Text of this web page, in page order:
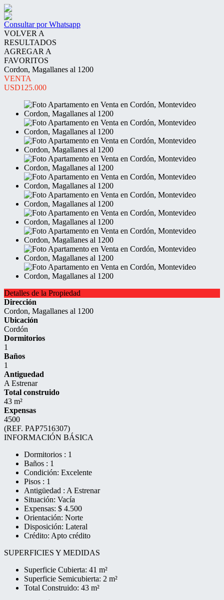
Consultar por Whatsapp
VOLVER A
RESULTADOS
AGREGAR A
FAVORITOS
Cordon, Magallanes al 1200
VENTA
USD125.000
Detalles de la Propiedad
Dirección
Cordon, Magallanes al 1200
Ubicación
Cordón
Dormitorios
1
Baños
1
Antiguedad
A Estrenar
Total construido
43 m²
Expensas
4500
(REF. PAP7516307)
INFORMACIÓN BÁSICA
Dormitorios : 1
Baños : 1
Condición: Excelente
Pisos : 1
Antigüedad : A Estrenar
Situación: Vacía
Expensas: $ 4.500
Orientación: Norte
Disposición: Lateral
Crédito: Apto crédito
SUPERFICIES Y MEDIDAS
Superficie Cubierta: 41 m²
Superficie Semicubierta: 2 m²
Total Construido: 43 m²